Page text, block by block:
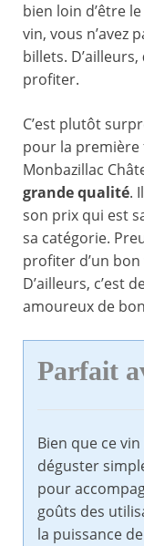
bien loin d’être
vin, vous n’avez
billets. D’ailleurs,
profiter.
C’est plutôt
pour la première
Monbazillac
grande qualité.
son prix qui est
sa catégorie.
profiter d’un
D’ailleurs, c’est
amoureux de
Parfait
Bien que ce
déguster
pour
goûts des
la puissance